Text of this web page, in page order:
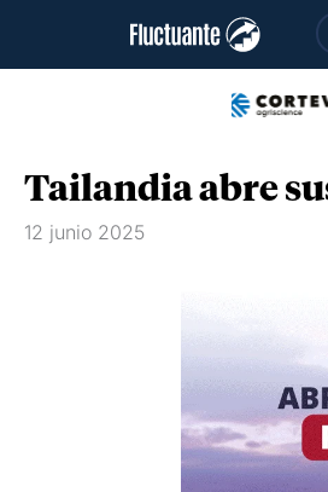
Tailandia abre
12 junio 2025